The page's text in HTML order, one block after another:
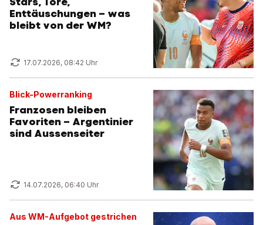
Enttäuschungen – was
bleibt von der WM?
17.07.2026, 08:42 Uhr
Blick-Powerranking
Franzosen bleiben
Favoriten – Argentinier
sind Aussenseiter
14.07.2026, 06:40 Uhr
Aus WM-Aufgebot gestrichen